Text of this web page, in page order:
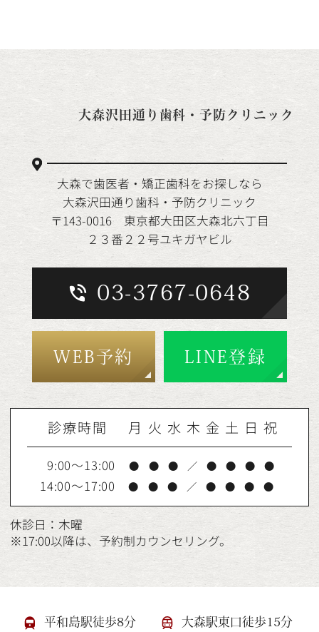
大森沢田通り歯科・予防クリニック
大森で歯医者・矯正歯科をお探しなら
大森沢田通り歯科・予防クリニック
〒143-0016 東京都大田区大森北六丁目
２３番２２号ユキガヤビル
03-3767-0648
WEB予約 LINE登録
診療時間 月 火 水 木 金 土 日 祝
9:00～13:00 ● ● ● ／ ● ● ● ●
14:00～17:00 ● ● ● ／ ● ● ● ●
休診日：木曜
※17:00以降は、予約制カウンセリング。
平和島駅徒歩8分 大森駅東口徒歩15分